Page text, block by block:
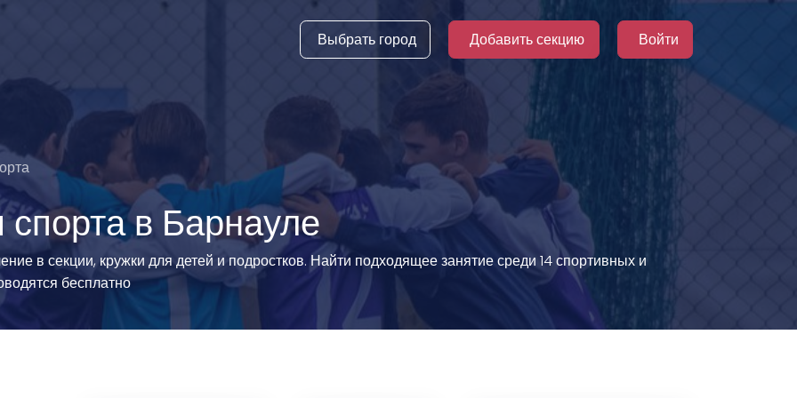
виды
спорт
спорта
Выбрать город Добавить секцию Войти
в Барнауле
в секции, кружки для детей и подростков. Найти подходящее занятие среди 14 спортивных и
бесплатно